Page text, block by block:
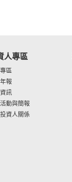
人專區
區
報
訊
動與簡報
資人關係